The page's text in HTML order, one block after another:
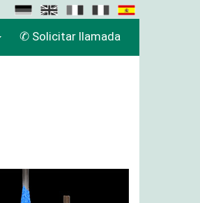
✆ Solicitar llamada